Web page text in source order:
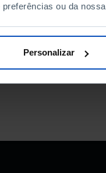
ou da nossa
Personalizar
FIM